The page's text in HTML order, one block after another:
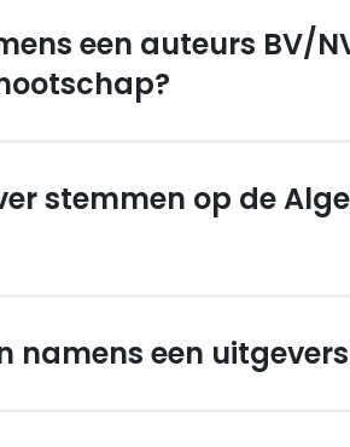
een auteurs BV/
stemmen op de
namens een